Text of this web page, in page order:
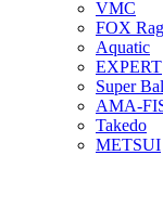
VMC
FOX
Aquatic
EXPERT
Super
AMA-
Takedo
METSUI